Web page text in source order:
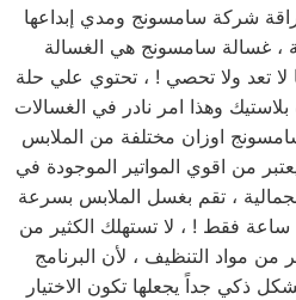
شركة سامسونج ومدي إبداعها
، غسالة سامسونج هي الغسالة
تعد ولا تحصي ! ، تحتوي علي حلة
وهذا امر نادر في الغسالات
اوزان مختلفة من الملابس
من اقوي المواتير الموجودة في
، تقم بغسل الملابس بسرعة
فقط ! ، لا تستهلك الكثير من
من مواد التنظيف ، لأن البرنامج
ذكي جداً يجعلها تكون الاختيار